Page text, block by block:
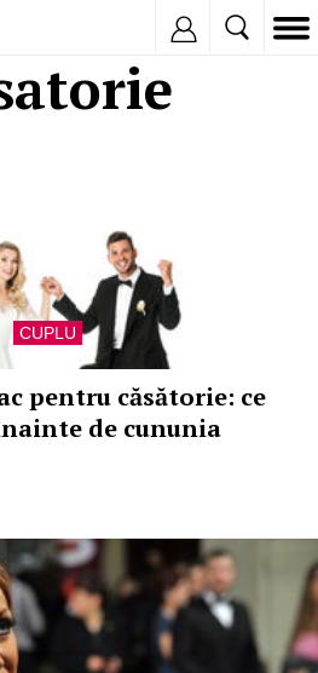
CUPLU
pentru căsătorie: ce
de cununia